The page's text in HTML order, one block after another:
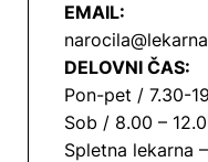
EMAIL:
DELOVNI ČAS:
Pon-pet / 7.30-
Sob / 8.00 –
Spletna lekarna